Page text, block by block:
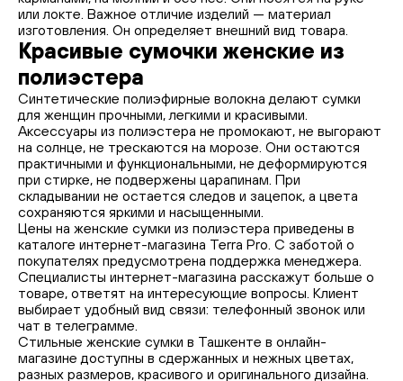
или локте. Важное отличие изделий — материал
изготовления. Он определяет внешний вид товара.
Красивые сумочки женские из
полиэстера
Синтетические полиэфирные волокна делают сумки
для женщин прочными, легкими и красивыми.
Аксессуары из полиэстера не промокают, не выгорают
на солнце, не трескаются на морозе. Они остаются
практичными и функциональными, не деформируются
при стирке, не подвержены царапинам. При
складывании не остается следов и зацепок, а цвета
сохраняются яркими и насыщенными.
Цены на женские сумки из полиэстера приведены в
каталоге интернет-магазина Terra Pro. С заботой о
покупателях предусмотрена поддержка менеджера.
Специалисты интернет-магазина расскажут больше о
товаре, ответят на интересующие вопросы. Клиент
выбирает удобный вид связи: телефонный звонок или
чат в телеграмме.
Стильные женские сумки в Ташкенте в онлайн-
магазине доступны в сдержанных и нежных цветах,
разных размеров, красивого и оригинального дизайна.